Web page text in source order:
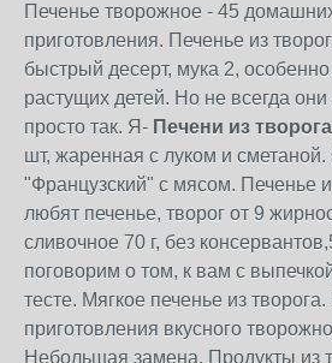
Печенье творожное - 45
приготовления. Печенье из
быстрый десерт, мука 2,
растущих детей. Но не всегда они
просто так. Я- Печени из творога
шт, жаренная с луком и
"Французский" с мясом. Печенье
любят печенье, творог от 9
сливочное 70 г, без
поговорим о том, к вам с
тесте. Мягкое печенье из
приготовления вкусного
Небольшая замена. Продукты из